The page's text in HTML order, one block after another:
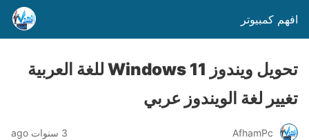
افهم كمبيوتر
تحويل ويندوز Windows 11 للغة العربية
تغيير لغة الويندوز عربي
AfhamPc 3 سنوات ago